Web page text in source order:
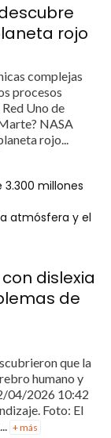
rojo
complejas
procesos
Uno de
NASA
rojo...
millones
atmósfera y el
dislexia
de
que la
humano y
04/2026 10:42
Foto: El
+ más